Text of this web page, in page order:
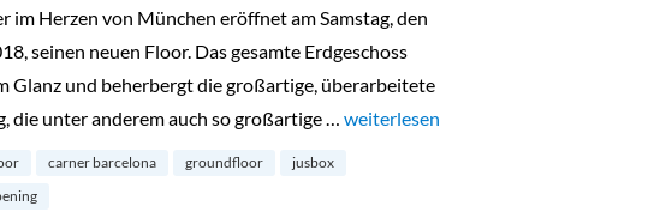
im Herzen von München eröffnet am Samstag, den
seinen neuen Floor. Das gesamte Erdgeschoss
Glanz und beherbergt die großartige, überarbeitete
die unter anderem auch so großartige … „Oberpollinger eröffnet neuen Floor“
weiterlesen
carner barcelona groundfloor
jusbox